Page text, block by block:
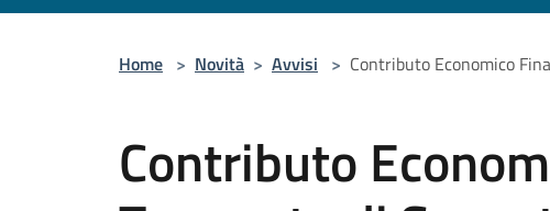
Home > Novità > Avvisi > Contributo Economico
Contributo